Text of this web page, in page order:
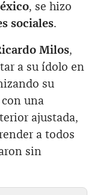
, se hizo
sociales.
Milos,
a su ídolo en
su
una
ajustada,
a todos
sin